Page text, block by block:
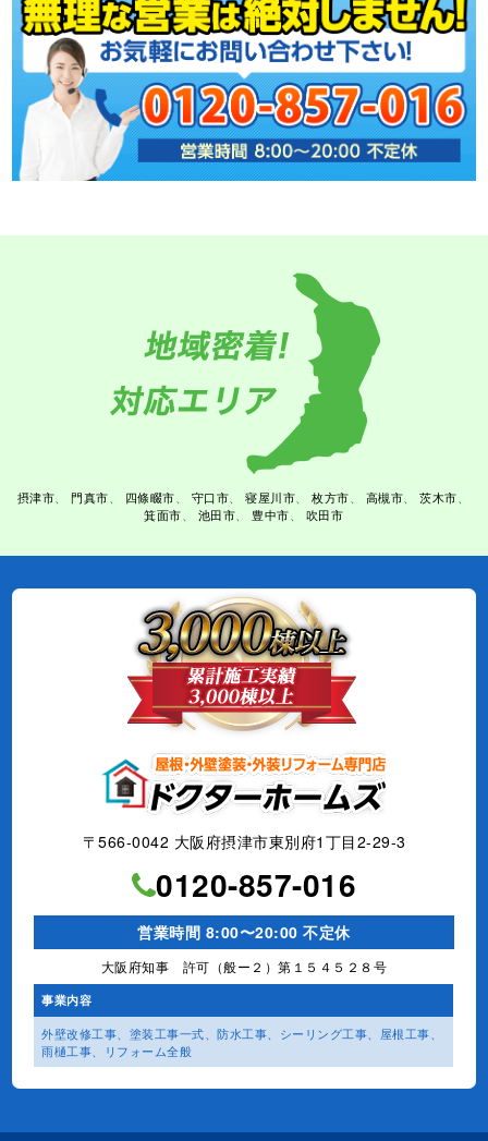
摂津市 門真市 四條畷市 守口市 寝屋川市 枚方市 高槻市
茨木市
箕面市
池田市 豊中市 吹田市
〒566-0042 大阪府摂津市東別府1丁目2-29-3
0120-857-016
営業時間 8:00〜20:00 不定休
大阪府知事 許可（般ー２）第１５４５２８号
事業内容
外壁改修工事、塗装工事⼀式、防水工事、シーリング工事、 屋根工事、
雨樋工事、
リフォーム全般